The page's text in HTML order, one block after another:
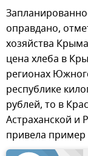
оправдано,
хозяйства
цена хлеба в
регионах
республике
рублей, то в
Астраханской и
привела пример